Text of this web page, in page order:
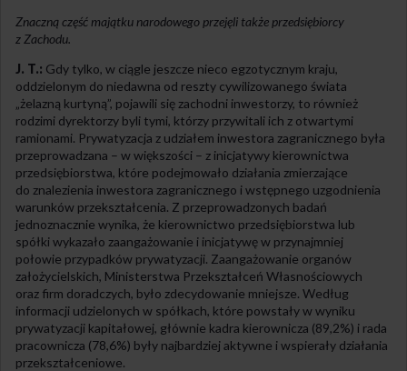
Znaczną część majątku narodowego przejęli także przedsiębiorcy
z Zachodu.
J. T.: Gdy tylko, w ciągle jeszcze nieco egzotycznym kraju,
oddzielonym do niedawna od reszty cywilizowanego świata
„żelazną kurtyną”, pojawili się zachodni inwestorzy, to również
rodzimi dyrektorzy byli tymi, którzy przywitali ich z otwartymi
ramionami. Prywatyzacja z udziałem inwestora zagranicznego była
przeprowadzana – w większości – z inicjatywy kierownictwa
przedsiębiorstwa, które podejmowało działania zmierzające
do znalezienia inwestora zagranicznego i wstępnego uzgodnienia
warunków przekształcenia. Z przeprowadzonych badań
jednoznacznie wynika, że kierownictwo przedsiębiorstwa lub
spółki wykazało zaangażowanie i inicjatywę w przynajmniej
połowie przypadków prywatyzacji. Zaangażowanie organów
założycielskich, Ministerstwa Przekształceń Własnościowych
oraz firm doradczych, było zdecydowanie mniejsze. Według
informacji udzielonych w spółkach, które powstały w wyniku
prywatyzacji kapitałowej, głównie kadra kierownicza (89,2%) i rada
pracownicza (78,6%) były najbardziej aktywne i wspierały działania
przekształceniowe.